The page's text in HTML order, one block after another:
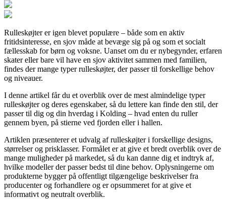
Rulleskøjter er igen blevet populære – både som en aktiv
fritidsinteresse, en sjov måde at bevæge sig på og som et socialt
fællesskab for børn og voksne. Uanset om du er nybegynder, erfaren
skater eller bare vil have en sjov aktivitet sammen med familien,
findes der mange typer rulleskøjter, der passer til forskellige behov
og niveauer.
I denne artikel får du et overblik over de mest almindelige typer
rulleskøjter og deres egenskaber, så du lettere kan finde den stil, der
passer til dig og din hverdag i Kolding – hvad enten du ruller
gennem byen, på stierne ved fjorden eller i hallen.
Artiklen præsenterer et udvalg af rulleskøjter i forskellige designs,
størrelser og prisklasser. Formålet er at give et bredt overblik over de
mange muligheder på markedet, så du kan danne dig et indtryk af,
hvilke modeller der passer bedst til dine behov. Oplysningerne om
produkterne bygger på offentligt tilgængelige beskrivelser fra
producenter og forhandlere og er opsummeret for at give et
informativt og neutralt overblik.